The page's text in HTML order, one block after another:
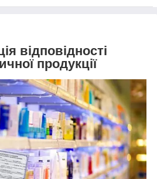
відповідності
продукції